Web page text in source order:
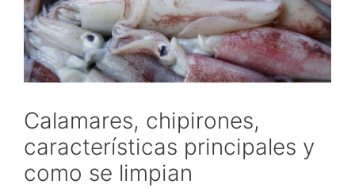
Calamares, chipirones,
características principales y
como se limpian